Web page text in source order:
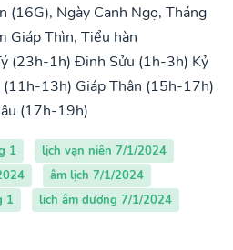
(16G), Ngày Canh Ngọ, Tháng
Giáp Thìn, Tiểu hàn
(23h-1h) Đinh Sửu (1h-3h) Kỷ
(11h-13h) Giáp Thân (15h-17h)
(17h-19h)
1
lịch vạn niên 7/1/2024
âm lịch 7/1/2024
1
lịch âm dương 7/1/2024